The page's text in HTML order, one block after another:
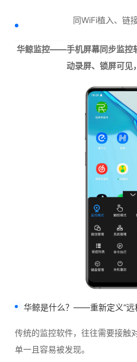
同WiFi植入、链
华鲸监控——手机屏幕同步监控
动录屏、锁屏可见
华鲸是什么？——重新定义“远
传统的监控软件，往往需要接触
单一且容易被发现。